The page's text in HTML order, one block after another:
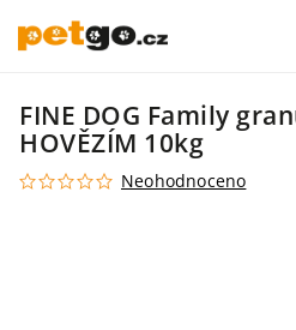
FINE DOG Family
HOVĚZÍM 10kg
Neohodnoceno